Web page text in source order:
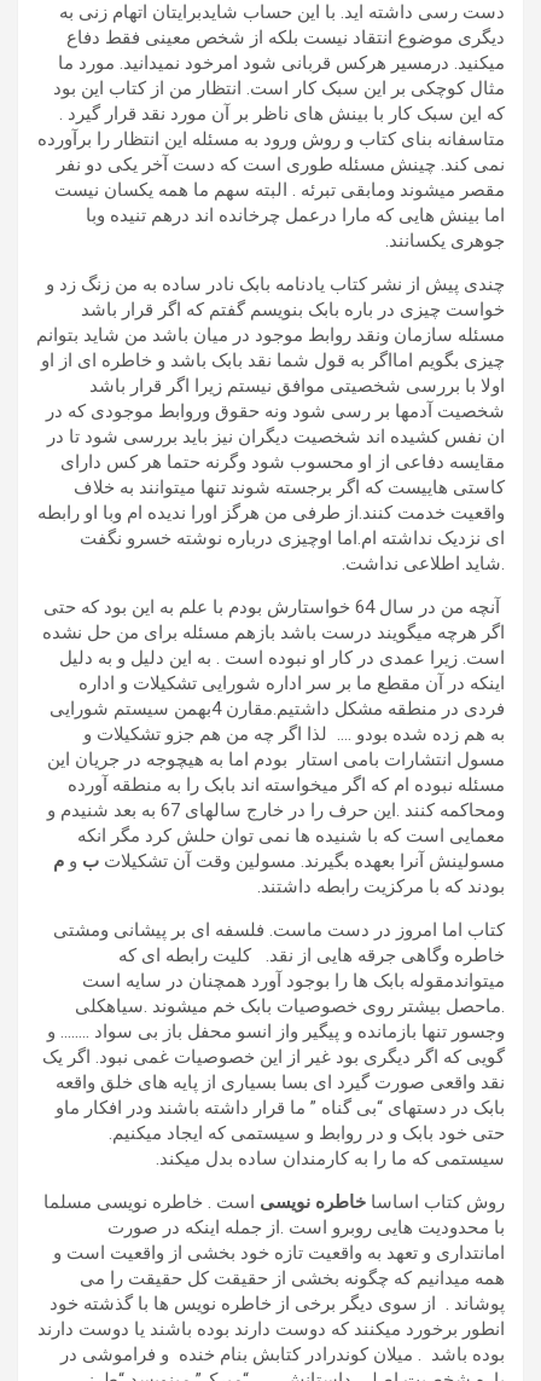
دست رسی داشته اید. با این حساب شایدبرایتان اتهام زنی به
دیگری موضوع انتقاد نیست بلکه از شخص معینی فقط دفاع
میکنید. درمسیر هرکس قربانی شود امرخود نمیدانید. مورد ما
مثال کوچکی بر این سبک کار است. انتظار من از کتاب این بود
که این سبک کار با بینش های ناظر بر آن مورد نقد قرار گیرد .
متاسفانه بنای کتاب و روش ورود به مسئله این انتظار را برآورده
نمی کند. چینش مسئله طوری است که دست آخر یکی دو نفر
مقصر میشوند ومابقی تبرئه . البته سهم ما همه یکسان نیست
اما بینش هایی که مارا درعمل چرخانده اند درهم تنیده وبا
جوهری یکسانند.
چندی پیش از نشر کتاب یادنامه بابک نادر ساده به من زنگ زد و
خواست چیزی در باره بابک بنویسم گفتم که اگر قرار باشد
مسئله سازمان ونقد روابط موجود در میان باشد من شاید بتوانم
چیزی بگویم امااگر به قول شما نقد بابک باشد و خاطره ای از او
اولا با بررسی شخصیتی موافق نیستم زیرا اگر قرار باشد
شخصیت آدمها بر رسی شود ونه حقوق وروابط موجودی که در
ان نفس کشیده اند شخصیت دیگران نیز باید بررسی شود تا در
مقایسه دفاعی از او محسوب شود وگرنه حتما هر کس دارای
کاستی هاییست که اگر برجسته شوند تنها میتوانند به خلاف
واقعیت خدمت کنند.از طرفی من هرگز اورا ندیده ام وبا او رابطه
ای نزدیک نداشته ام.اما اوچیزی درباره نوشته خسرو نگفت
.شاید اطلاعی نداشت.
آنچه من در سال 64 خواستارش بودم با علم به این بود که حتی
اگر هرچه میگویند درست باشد بازهم مسئله برای من حل نشده
است. زیرا عمدی در کار او نبوده است . به این دلیل و به دلیل
اینکه در آن مقطع ما بر سر اداره شورایی تشکیلات و اداره
فردی در منطقه مشکل داشتیم.مقارن 4بهمن سیستم شورایی
به هم زده شده بودو …. لذا اگر چه من هم جزو تشکیلات و
مسول انتشارات بامی استار بودم اما به هیچوجه در جریان این
مسئله نبوده ام که اگر میخواسته اند بابک را به منطقه آورده
ومحاکمه کنند .این حرف را در خارج سالهای 67 به بعد شنیدم و
معمایی است که با شنیده ها نمی توان حلش کرد مگر انکه
مسولینش آنرا بعهده بگیرند. مسولین وقت آن تشکیلات ب و م
بودند که با مرکزیت رابطه داشتند.
کتاب اما امروز در دست ماست. فلسفه ای بر پیشانی ومشتی
خاطره وگاهی جرقه هایی از نقد. کلیت رابطه ای که
میتواندمقوله بابک ها را بوجود آورد همچنان در سایه است
.ماحصل بیشتر روی خصوصیات بابک خم میشوند .سیاهکلی
وجسور تنها بازمانده و پیگیر واز انسو محفل باز بی سواد …….. و
گویی که اگر دیگری بود غیر از این خصوصیات غمی نبود. اگر یک
نقد واقعی صورت گیرد ای بسا بسیاری از پایه های خلق واقعه
بابک در دستهای “بی گناه ” ما قرار داشته باشند ودر افکار ماو
حتی خود بابک و در روابط و سیستمی که ایجاد میکنیم.
سیستمی که ما را به کارمندان ساده بدل میکند.
روش کتاب اساسا خاطره نویسی است . خاطره نویسی مسلما
با محدودیت هایی روبرو است .از جمله اینکه در صورت
امانتداری و تعهد به واقعیت تازه خود بخشی از واقعیت است و
همه میدانیم که چگونه بخشی از حقیقت کل حقیقت را می
پوشاند . از سوی دیگر برخی از خاطره نویس ها با گذشته خود
انطور برخورد میکنند که دوست دارند بوده باشند یا دوست دارند
بوده باشد . میلان کوندرادر کتابش بنام خنده و فراموشی در